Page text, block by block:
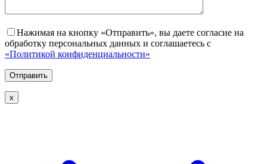
Нажимая на кнопку «Отправить», вы даете согласие на
обработку персональных данных и соглашаетесь с
«Политикой конфиденциальности»
х